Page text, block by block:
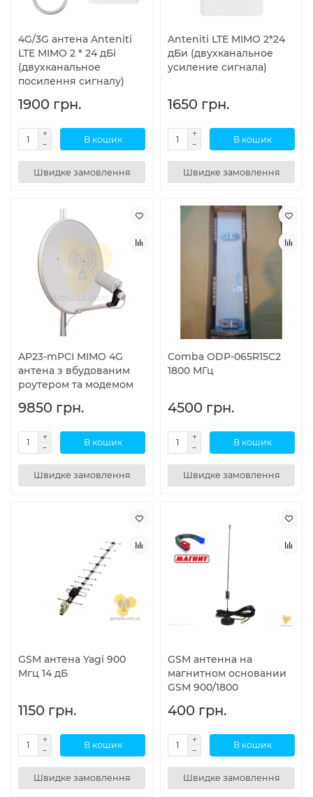
4G/3G антена Anteniti
LTE MIMO 2 * 24 дБі
(двухканальное
посилення сигналу)
1900 грн.
В кошик
Швидке замовлення
Anteniti LTE MIMO 2*24
дБи (двухканальное
усиление сигнала)
1650 грн.
В кошик
Швидке замовлення
AP23-mPCI MIMO 4G
антена з вбудованим
роутером та модемом
9850 грн.
В кошик
Швидке замовлення
Comba ODP-065R15C2
1800 МГц
4500 грн.
В кошик
Швидке замовлення
GSM антена Yagi 900
Мгц 14 дБ
1150 грн.
В кошик
Швидке замовлення
GSM антенна на
магнитном основании
GSM 900/1800
400 грн.
В кошик
Швидке замовлення